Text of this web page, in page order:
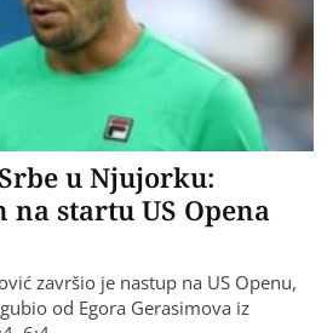
u Njujorku:
startu US Opena
završio je nastup na US Openu,
od Egora Gerasimova iz